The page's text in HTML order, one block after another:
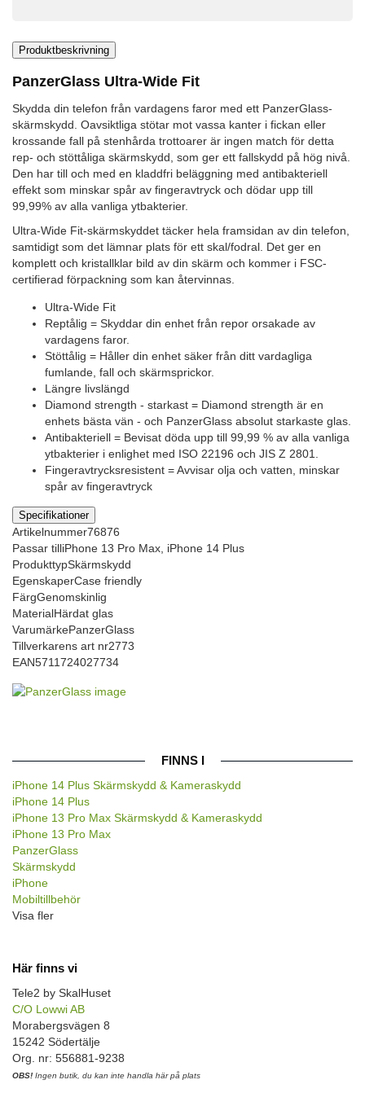
Produktbeskrivning
PanzerGlass Ultra-Wide Fit
Skydda din telefon från vardagens faror med ett PanzerGlass-
skärmskydd. Oavsiktliga stötar mot vassa kanter i fickan eller
krossande fall på stenhårda trottoarer är ingen match för detta
rep- och stöttåliga skärmskydd, som ger ett fallskydd på hög nivå.
Den har till och med en kladdfri beläggning med antibakteriell
effekt som minskar spår av fingeravtryck och dödar upp till
99,99% av alla vanliga ytbakterier.
Ultra-Wide Fit-skärmskyddet täcker hela framsidan av din telefon,
samtidigt som det lämnar plats för ett skal/fodral. Det ger en
komplett och kristallklar bild av din skärm och kommer i FSC-
certifierad förpackning som kan återvinnas.
Ultra-Wide Fit
Reptålig = Skyddar din enhet från repor orsakade av
vardagens faror.
Stöttålig = Håller din enhet säker från ditt vardagliga
fumlande, fall och skärmsprickor.
Längre livslängd
Diamond strength - starkast = Diamond strength är en
enhets bästa vän - och PanzerGlass absolut starkaste glas.
Antibakteriell = Bevisat döda upp till 99,99 % av alla vanliga
ytbakterier i enlighet med ISO 22196 och JIS Z 2801.
Fingeravtrycksresistent = Avvisar olja och vatten, minskar
spår av fingeravtryck
Specifikationer
Artikelnummer76876
Passar tilliPhone 13 Pro Max, iPhone 14 Plus
ProdukttypSkärmskydd
EgenskaperCase friendly
FärgGenomskinlig
MaterialHärdat glas
VarumärkePanzerGlass
Tillverkarens art nr2773
EAN5711724027734
FINNS I
iPhone 14 Plus Skärmskydd & Kameraskydd
iPhone 14 Plus
iPhone 13 Pro Max Skärmskydd & Kameraskydd
iPhone 13 Pro Max
PanzerGlass
Skärmskydd
iPhone
Mobiltillbehör
Visa fler
Här finns vi
Tele2 by SkalHuset
C/O Lowwi AB
Morabergsvägen 8
15242 Södertälje
Org. nr: 556881-9238
OBS! Ingen butik, du kan inte handla här på plats